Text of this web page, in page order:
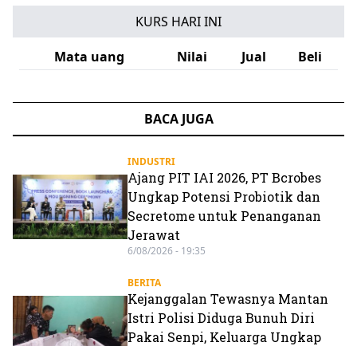
KURS HARI INI
Mata uang
Nilai Jual Beli
BACA JUGA
INDUSTRI
Ajang PIT IAI 2026, PT Bcrobes
Ungkap Potensi Probiotik dan
Secretome untuk Penanganan
Jerawat
6/08/2026 - 19:35
BERITA
Kejanggalan Tewasnya Mantan
Istri Polisi Diduga Bunuh Diri
Pakai Senpi, Keluarga Ungkap